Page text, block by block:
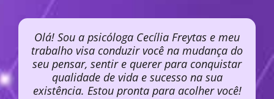
Olá! Sou a psicóloga Cecília Freytas e meu
trabalho visa conduzir você na mudança do
seu pensar, sentir e querer para conquistar
qualidade de vida e sucesso na sua
existência. Estou pronta para acolher você!